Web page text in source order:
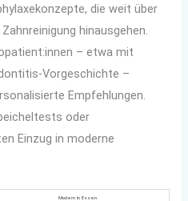
die weit über
hinausgehen.
– etwa mit
Vorgeschichte –
Empfehlungen.
oder
Einzug in moderne
Modern in Essen